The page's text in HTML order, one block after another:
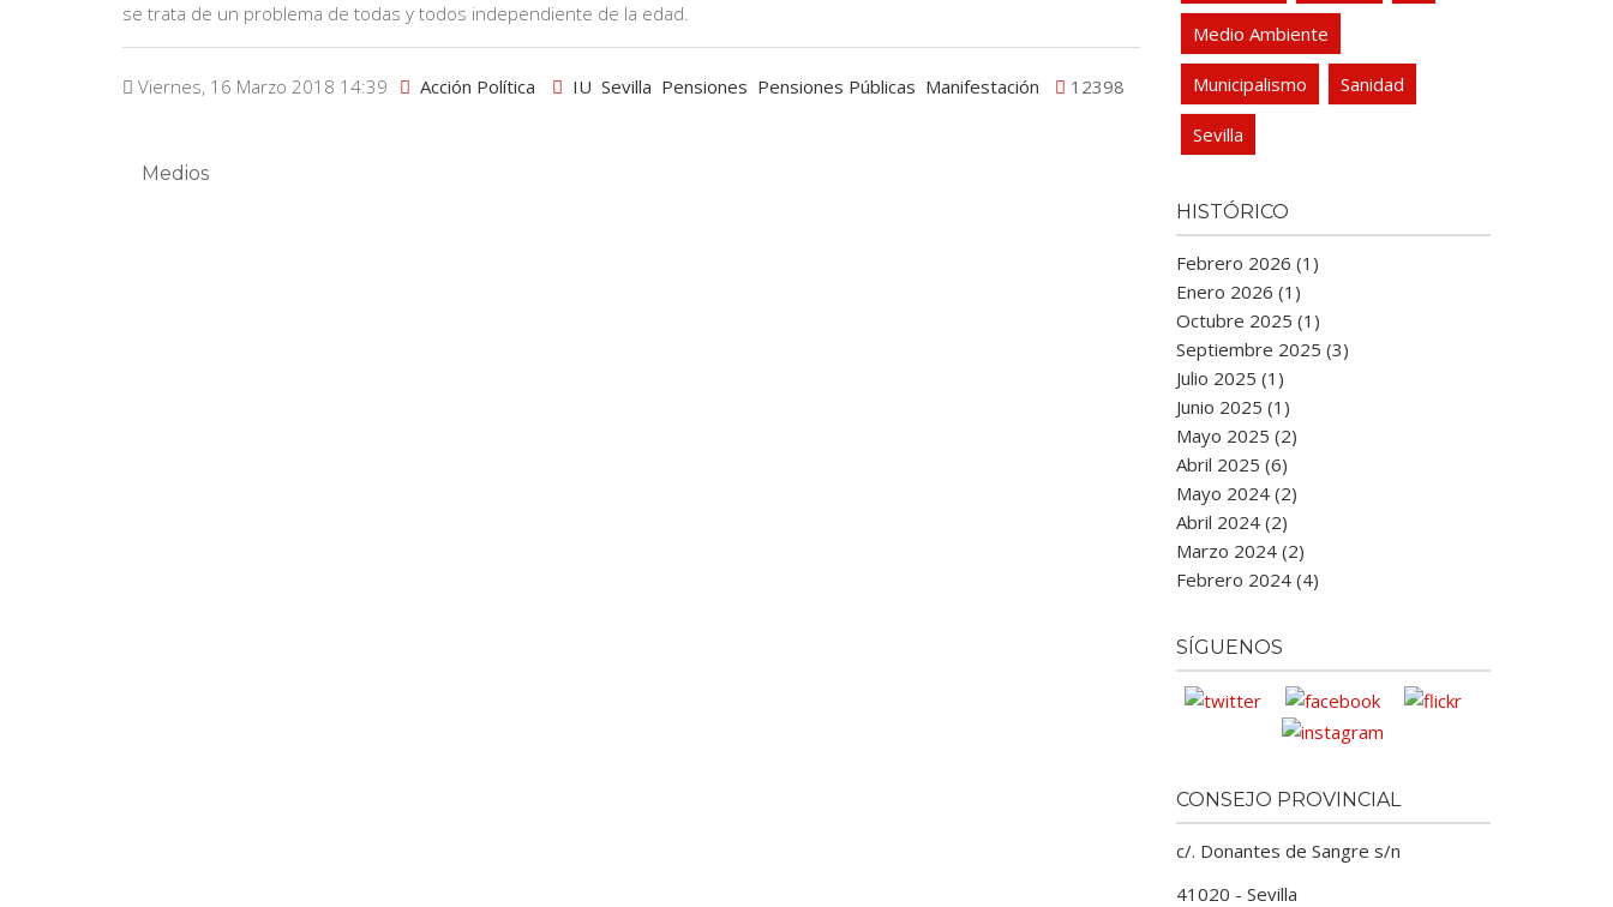
se trata de un problema de todas y todos independiente de la edad.
Viernes, 16 Marzo 2018 14:39 Acción Política IU Sevilla Pensiones Pensiones Públicas Manifestación 12398
Medios
Medio Ambiente
Municipalismo Sanidad
Sevilla
HISTÓRICO
Febrero 2026 (1)
Enero 2026 (1)
Octubre 2025 (1)
Septiembre 2025 (3)
Julio 2025 (1)
Junio 2025 (1)
Mayo 2025 (2)
Abril 2025 (6)
Mayo 2024 (2)
Abril 2024 (2)
Marzo 2024 (2)
Febrero 2024 (4)
SÍGUENOS
CONSEJO PROVINCIAL
c/. Donantes de Sangre s/n
41020 - Sevilla